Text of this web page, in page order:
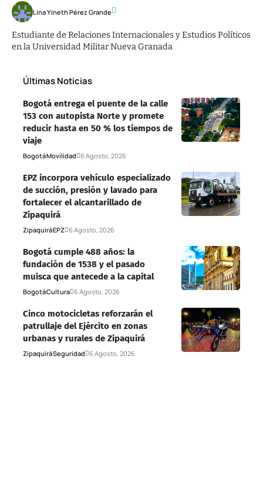
Lina Yineth Pérez Grande
Estudiante de Relaciones Internacionales y Estudios Políticos
en la Universidad Militar Nueva Granada
Últimas Noticias
Bogotá entrega el puente de la calle
153 con autopista Norte y promete
reducir hasta en 50 % los tiempos de
viaje
BogotáMovilidad 6 Agosto, 2026
EPZ incorpora vehículo especializado
de succión, presión y lavado para
fortalecer el alcantarillado de
Zipaquirá
ZipaquiráEPZ 6 Agosto, 2026
Bogotá cumple 488 años: la
fundación de 1538 y el pasado
muisca que antecede a la capital
BogotáCultura 6 Agosto, 2026
Cinco motocicletas reforzarán el
patrullaje del Ejército en zonas
urbanas y rurales de Zipaquirá
ZipaquiráSeguridad 6 Agosto, 2026